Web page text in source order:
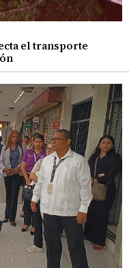
el transporte